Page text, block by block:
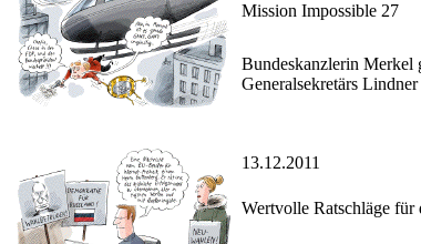
Mission Impossible 27
Bundeskanzlerin Merkel
Generalsekretärs
13.12.2011
Wertvolle Ratschläge für